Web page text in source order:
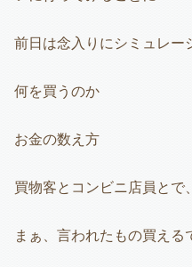
前日は念入りにシミュレー
何を買うのか
お金の数え方
買物客とコンビニ店員とで
まぁ、言われたもの買える